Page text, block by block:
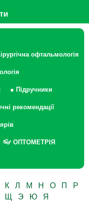
офтальмологія
● Підручники
рекомендації
👓 ОПТОМЕТРІЯ
К Л М Н О П
Р
Щ Э Ю Я